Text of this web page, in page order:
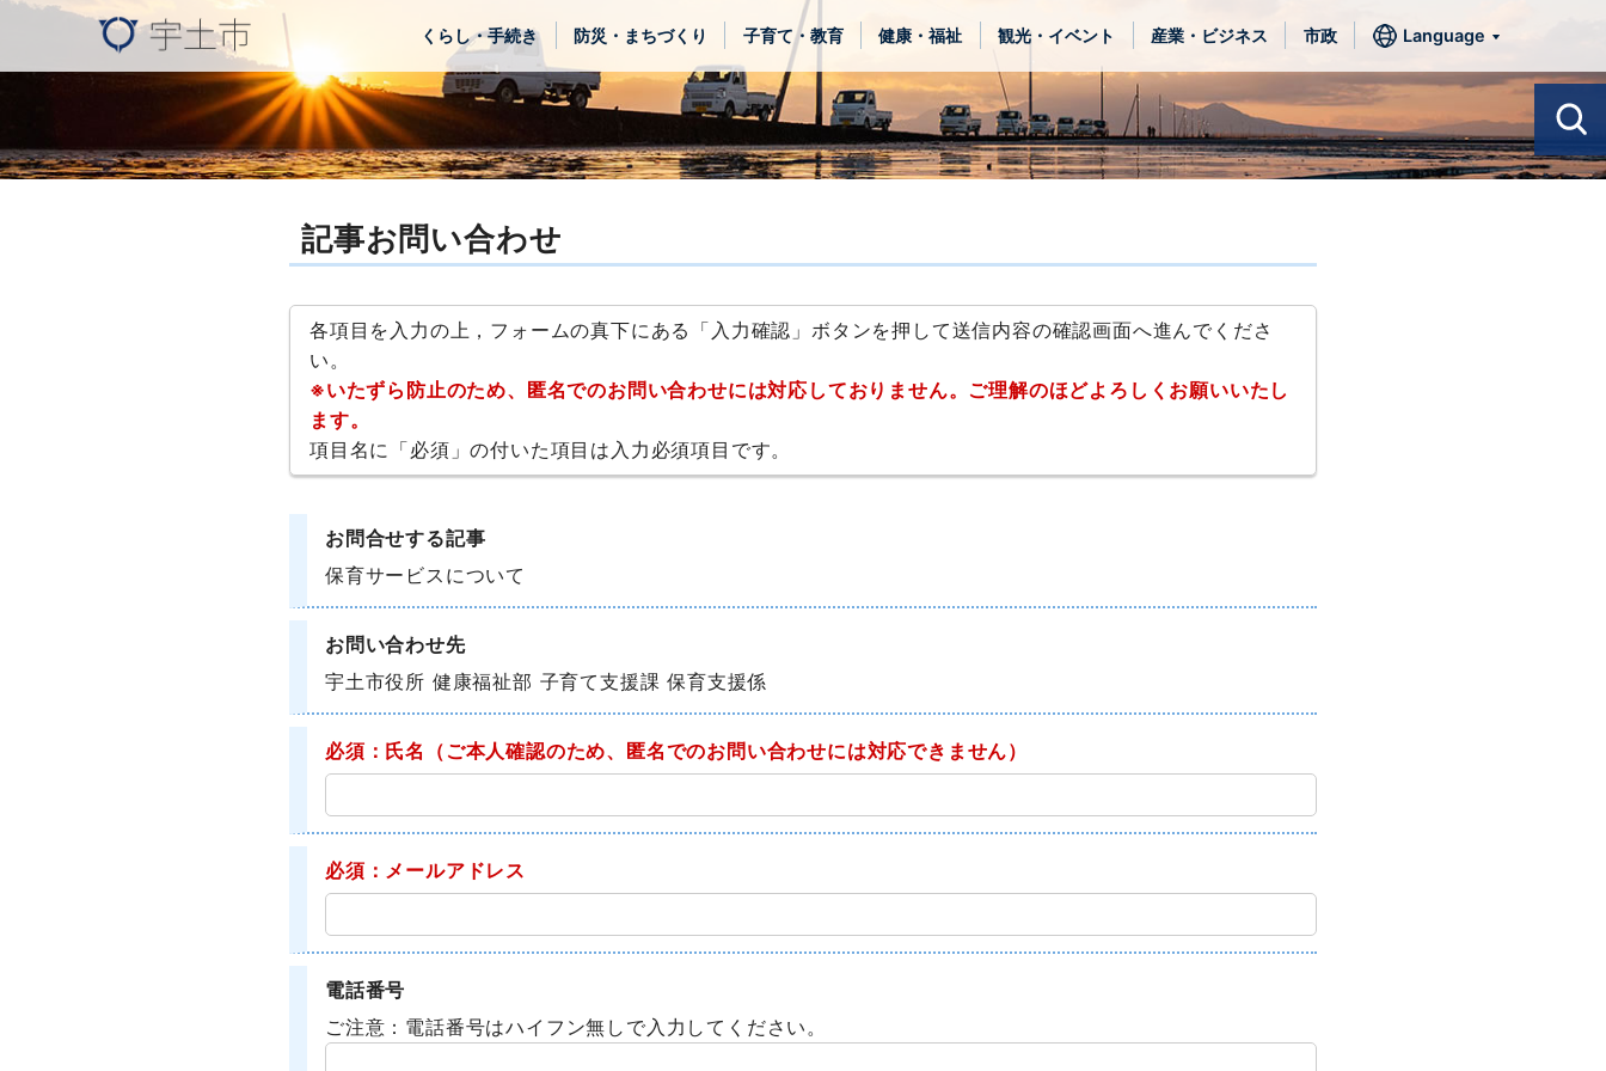
くらし・手続き 防災・まちづくり 子育て・教育 健康・福祉 観光・イベント 産業・ビジネス 市政 Language
記事お問い合わせ
各項目を入力の上，フォームの真下にある「入力確認」ボタンを押して送信内容の確認画面へ進んでくださ
い。
※いたずら防止のため、匿名でのお問い合わせには対応しておりません。ご理解のほどよろしくお願いいたし
ます。
項目名に「必須」の付いた項目は入力必須項目です。
お問合せする記事
保育サービスについて
お問い合わせ先
宇土市役所 健康福祉部 子育て支援課 保育支援係
必須：氏名 （ご本人確認のため、匿名でのお問い合わせには対応できません）
必須：メールアドレス
電話番号
ご注意：電話番号はハイフン無しで入力してください。